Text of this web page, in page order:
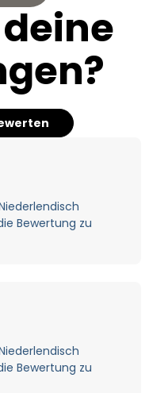
Bewertung zu
Bewertung zu